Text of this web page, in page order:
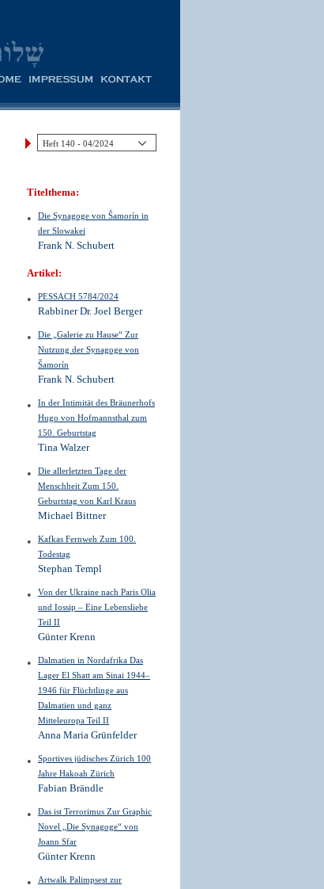
Titelthema:
Die Synagoge von Šamorín in
der Slowakei
Frank N. Schubert
Artikel:
PESSACH 5784/2024
Rabbiner Dr. Joel Berger
Die „Galerie zu Hause“ Zur
Nutzung der Synagoge von
Šamorín
Frank N. Schubert
In der Intimität des Bräunerhofs
Hugo von Hofmannsthal zum
150. Geburtstag
Tina Walzer
Die allerletzten Tage der
Menschheit Zum 150.
Geburtstag von Karl Kraus
Michael Bittner
Kafkas Fernweh Zum 100.
Todestag
Stephan Templ
Von der Ukraine nach Paris Olia
und Iossip – Eine Lebensliebe
Teil II
Günter Krenn
Dalmatien in Nordafrika Das
Lager El Shatt am Sinai 1944–
1946 für Flüchtlinge aus
Dalmatien und ganz
Mitteleuropa Teil II
Anna Maria Grünfelder
Sportives jüdisches Zürich 100
Jahre Hakoah Zürich
Fabian Brändle
Das ist Terrorimus Zur Graphic
Novel „Die Synagoge“ von
Joann Sfar
Günter Krenn
Artwalk Palimpsest zur